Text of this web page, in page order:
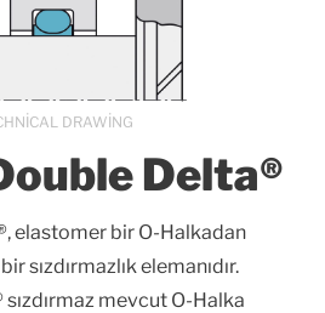
Delta®
elastomer bir O-Halkadan
sızdırmazlık elemanıdır.
mevcut O-Halka
DRAWING